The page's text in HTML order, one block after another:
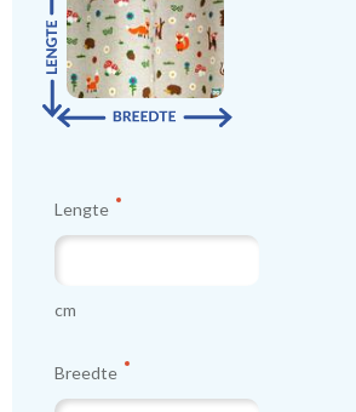
compleet te maken, kunnen bijpassende
besteld. (Tip: bestel 2 kussentjes en
thuis) Wil je de stof eerst zien en voelen
gemaakt gordijn bestelt? Dan kun je eerst
bestellen om de textuur en kleur te
We hebben bijna alle stoffen op voorraad,
eerst een knipstaaltje.
Zo weet u precies met welke kleur en
Laat voor aangename verduistering en
Lengte
cm
Breedte